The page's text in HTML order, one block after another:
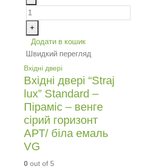
+
Додати в кошик
Швидкий перегляд
Вхідні двері
Вхідні двері “Straj
lux” Standard –
Піраміс – венге
сірий горизонт
АРТ/ біла емаль
VG
0 out of 5